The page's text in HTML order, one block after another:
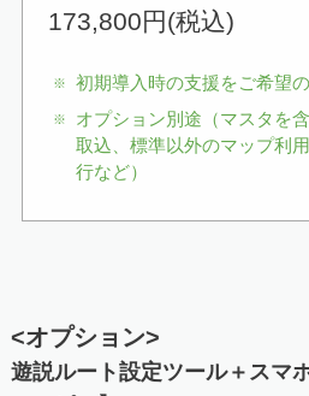
173,800円(税込)
初期導入時の支援をご希望
オプション別途（マスタを
取込、標準以外のマップ利
行など）
<オプション>
遊説ルート設定ツール＋スマ